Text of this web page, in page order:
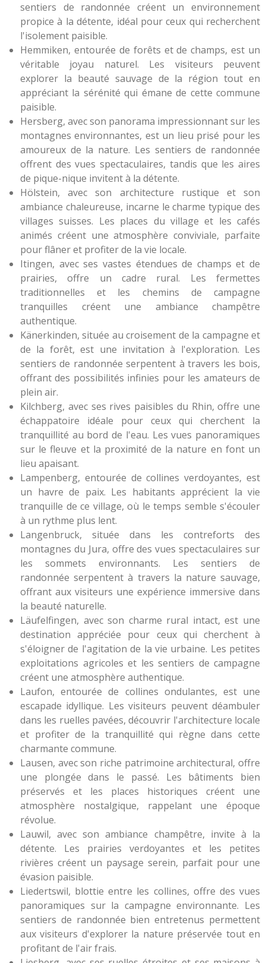
sentiers de randonnée créent un environnement
propice à la détente, idéal pour ceux qui recherchent
l'isolement paisible.
Hemmiken, entourée de forêts et de champs, est un
véritable joyau naturel. Les visiteurs peuvent
explorer la beauté sauvage de la région tout en
appréciant la sérénité qui émane de cette commune
paisible.
Hersberg, avec son panorama impressionnant sur les
montagnes environnantes, est un lieu prisé pour les
amoureux de la nature. Les sentiers de randonnée
offrent des vues spectaculaires, tandis que les aires
de pique-nique invitent à la détente.
Hölstein, avec son architecture rustique et son
ambiance chaleureuse, incarne le charme typique des
villages suisses. Les places du village et les cafés
animés créent une atmosphère conviviale, parfaite
pour flâner et profiter de la vie locale.
Itingen, avec ses vastes étendues de champs et de
prairies, offre un cadre rural. Les fermettes
traditionnelles et les chemins de campagne
tranquilles créent une ambiance champêtre
authentique.
Känerkinden, située au croisement de la campagne et
de la forêt, est une invitation à l'exploration. Les
sentiers de randonnée serpentent à travers les bois,
offrant des possibilités infinies pour les amateurs de
plein air.
Kilchberg, avec ses rives paisibles du Rhin, offre une
échappatoire idéale pour ceux qui cherchent la
tranquillité au bord de l'eau. Les vues panoramiques
sur le fleuve et la proximité de la nature en font un
lieu apaisant.
Lampenberg, entourée de collines verdoyantes, est
un havre de paix. Les habitants apprécient la vie
tranquille de ce village, où le temps semble s'écouler
à un rythme plus lent.
Langenbruck, située dans les contreforts des
montagnes du Jura, offre des vues spectaculaires sur
les sommets environnants. Les sentiers de
randonnée serpentent à travers la nature sauvage,
offrant aux visiteurs une expérience immersive dans
la beauté naturelle.
Läufelfingen, avec son charme rural intact, est une
destination appréciée pour ceux qui cherchent à
s'éloigner de l'agitation de la vie urbaine. Les petites
exploitations agricoles et les sentiers de campagne
créent une atmosphère authentique.
Laufon, entourée de collines ondulantes, est une
escapade idyllique. Les visiteurs peuvent déambuler
dans les ruelles pavées, découvrir l'architecture locale
et profiter de la tranquillité qui règne dans cette
charmante commune.
Lausen, avec son riche patrimoine architectural, offre
une plongée dans le passé. Les bâtiments bien
préservés et les places historiques créent une
atmosphère nostalgique, rappelant une époque
révolue.
Lauwil, avec son ambiance champêtre, invite à la
détente. Les prairies verdoyantes et les petites
rivières créent un paysage serein, parfait pour une
évasion paisible.
Liedertswil, blottie entre les collines, offre des vues
panoramiques sur la campagne environnante. Les
sentiers de randonnée bien entretenus permettent
aux visiteurs d'explorer la nature préservée tout en
profitant de l'air frais.